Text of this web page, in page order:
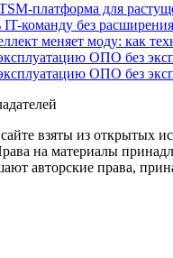
платформа для
команду без
меняет моду: как
ОПО без
ОПО без
взяты из открытых
на материалы
авторские права,